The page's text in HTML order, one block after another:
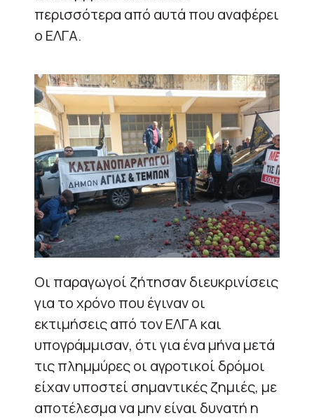
περισσότερα από αυτά που αναφέρει
ο ΕΛΓΑ.
Οι παραγωγοί ζήτησαν διευκρινίσεις
για το χρόνο που έγιναν οι
εκτιμήσεις από τον ΕΛΓΑ και
υπογράμμισαν, ότι για ένα μήνα μετά
τις πλημμύρες οι αγροτικοί δρόμοι
είχαν υποστεί σημαντικές ζημιές, με
αποτέλεσμα να μην είναι δυνατή η